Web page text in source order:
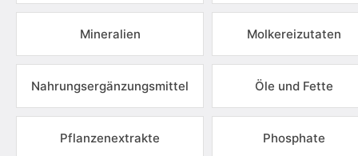
Mineralien Molkereizutaten
Nahrungsergänzungsmittel Öle und Fette
Pflanzenextrakte Phosphate